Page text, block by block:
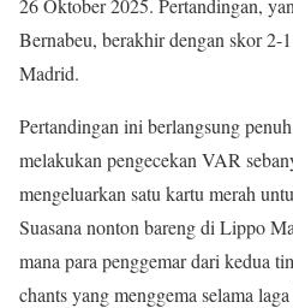
26 Oktober 2025. Pertandingan,
Bernabeu, berakhir dengan skor 2-
Madrid.
Pertandingan ini berlangsung
melakukan pengecekan VAR
mengeluarkan satu kartu merah
Suasana nonton bareng di Lippo
mana para penggemar dari kedua
chants yang menggema selama